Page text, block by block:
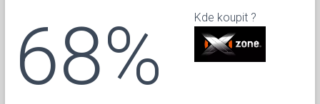
68% Kde koupit ?